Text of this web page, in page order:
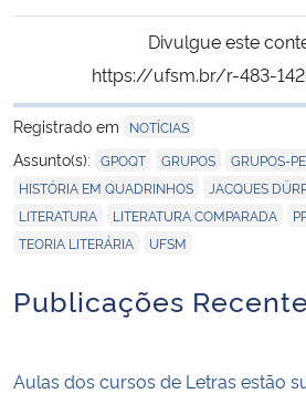
Divulgue este
https://ufsm.br/r-483-
Registrado em
NOTÍCIAS
Assunto(s): GPOQT GRUPOS GRUPOS-
HISTÓRIA EM QUADRINHOS JACQUES
LITERATURA LITERATURA COMPARADA
TEORIA LITERÁRIA UFSM
Publicações
Aulas dos cursos de Letras estão